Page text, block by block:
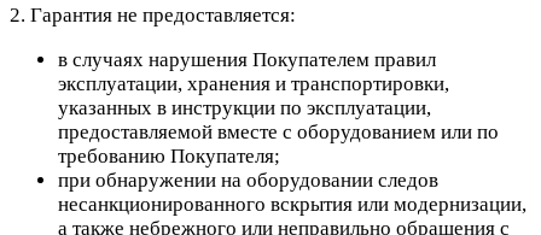
2. Гарантия не предоставляется:
в случаях нарушения Покупателем правил
эксплуатации, хранения и транспортировки,
указанных в инструкции по эксплуатации,
предоставляемой вместе с оборудованием или по
требованию Покупателя;
при обнаружении на оборудовании следов
несанкционированного вскрытия или модернизации,
а также небрежного или неправильно обращения с